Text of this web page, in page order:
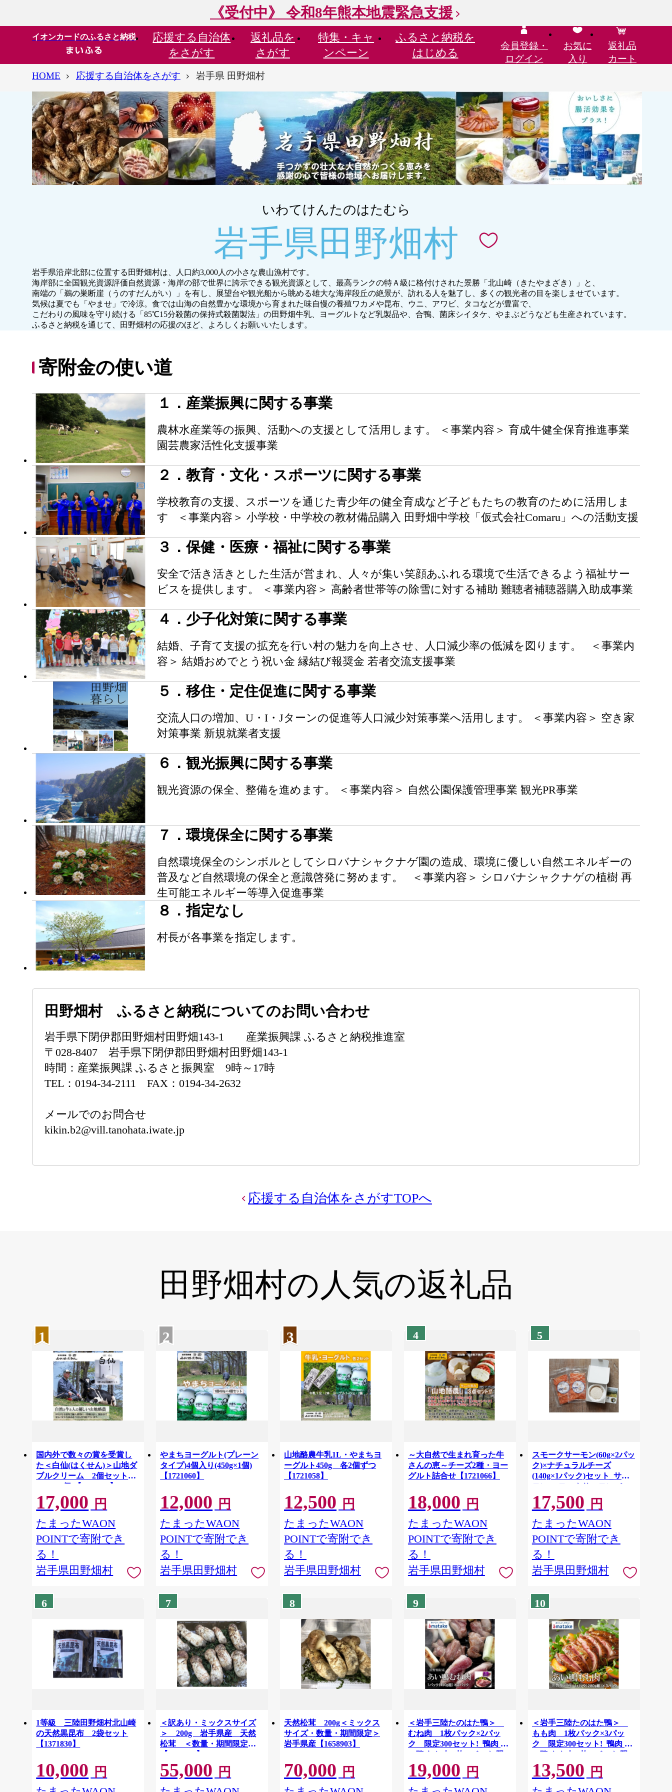
《受付中》 令和8年熊本地震緊急支援
イオンカードのふるさと納税 応援する 自治体
をさがす
返礼品を
さがす
特集・ キャ
ンペーン
ふるさと納税を
はじめる
会員登録・
ログイン
お気に
入り
返礼品
カート
HOME
応援する自治体をさがす 岩手県 田野畑村
いわてけんたのはたむら
岩手県田野畑村
岩手県沿岸北部に位置する田野畑村は、人口約3,000人の小さな農山漁村です。
海岸部に全国観光資源評価自然資源・海岸の部で世界に誇示できる観光資源として、最高ランクの特Ａ級に格付けされた景勝「北山崎（きたやまざき）」と、
南端の「鵜の巣断崖（うのすだんがい）」を有し、展望台や観光船から眺める雄大な海岸段丘の絶景が、訪れる人を魅了し、多くの観光者の目を楽しませています。
気候は夏でも「やませ」で冷涼。食では山海の自然豊かな環境から育まれた味自慢の養殖ワカメや昆布、ウニ、アワビ、タコなどが豊富で、
こだわりの風味を守り続ける「85℃15分殺菌の保持式殺菌製法」の田野畑牛乳、ヨーグルトなど乳製品や、合鴨、菌床シイタケ、やまぶどうなども生産されています。
ふるさと納税を通じて、田野畑村の応援のほど、よろしくお願いいたします。
寄附金の使い道
１．産業振興に関する事業
農林水産業等の振興、活動への支援として活用します。 ＜事業内容＞ 育成牛健全保育推進事業
園芸農家活性化支援事業
２．教育・文化・スポーツに関する事業
学校教育の支援、スポーツを通じた青少年の健全育成など子どもたちの教育のために活用しま
す ＜事業内容＞ 小学校・中学校の教材備品購入 田野畑中学校「仮式会社Comaru」への活動支援
３．保健・医療・福祉に関する事業
安全で活き活きとした生活が営まれ、人々が集い笑顔あふれる環境で生活できるよう福祉サー
ビスを提供します。 ＜事業内容＞ 高齢者世帯等の除雪に対する補助 難聴者補聴器購入助成事業
４．少子化対策に関する事業
結婚、子育て支援の拡充を行い村の魅力を向上させ、人口減少率の低減を図ります。 ＜事業内
容＞ 結婚おめでとう祝い金 縁結び報奨金 若者交流支援事業
５．移住・定住促進に関する事業
交流人口の増加、U・I・Jターンの促進等人口減少対策事業へ活用します。 ＜事業内容＞ 空き家
対策事業 新規就業者支援
６．観光振興に関する事業
観光資源の保全、整備を進めます。 ＜事業内容＞ 自然公園保護管理事業 観光PR事業
７．環境保全に関する事業
自然環境保全のシンボルとしてシロバナシャクナゲ園の造成、環境に優しい自然エネルギーの
普及など自然環境の保全と意識啓発に努めます。 ＜事業内容＞ シロバナシャクナゲの植樹 再
生可能エネルギー等導入促進事業
８．指定なし
村長が各事業を指定します。
田野畑村 ふるさと納税についてのお問い合わせ
岩手県下閉伊郡田野畑村田野畑143-1 産業振興課 ふるさと納税推進室
〒028-8407 岩手県下閉伊郡田野畑村田野畑143‐1
時間：産業振興課 ふるさと振興室 9時～17時
TEL：0194-34-2111 FAX：0194-34-2632
メールでのお問合せ
kikin.b2@vill.tanohata.iwate.jp
応援する自治体をさがすTOPへ
田野畑村の 人気の返礼品
1
国内外で数々の賞を受賞し
た＜白仙(はくせん)＞山地ダ
ブルクリーム 2個セット
(140g×2個)【1721067】
17,000 円
たまったWAON
POINTで寄附でき
る！
岩手県田野畑村
2
やまちヨーグルト(プレーン
タイプ)4個入り(450g×1個)
【1721060】
12,000 円
たまったWAON
POINTで寄附でき
る！
岩手県田野畑村
3
山地酪農牛乳1L・やまちヨ
ーグルト450g 各2個ずつ
【1721058】
12,500 円
たまったWAON
POINTで寄附でき
る！
岩手県田野畑村
4
～大自然で生まれ育った牛
さんの恵～チーズ2種・ヨー
グルト詰合せ【1721066】
18,000 円
たまったWAON
POINTで寄附でき
る！
岩手県田野畑村
5
スモークサーモン(60g×2パッ
ク)×ナチュラルチーズ
(140g×1パック)セット_サー
モン スモークサーモン チー
ズ セット 60g 140g 人気 美味
しい【1625869】
17,500 円
たまったWAON
POINTで寄附でき
る！
岩手県田野畑村
6
1等級 三陸田野畑村北山崎
の天然黒昆布 2袋セット
【1371830】
10,000 円
7
＜訳あり・ミックスサイズ
＞ 200g 岩手県産 天然
松茸 ＜数量・期間限定＞
【1552425】
55,000 円
8
天然松茸 200g＜ミックス
サイズ・数量・期間限定＞
岩手県産【1658903】
70,000 円
9
＜岩手三陸たのはた鴨＞
むね肉 1枚パック×2パッ
ク 限定300セット!_鴨肉 あ
い鴨 むね肉 1枚 2パック 限
定 田野畑 人気 美味しい
【1637794】
19,000 円
10
＜岩手三陸たのはた鴨＞
もも肉 1枚パック×3パッ
ク 限定300セット!_鴨肉 あ
い鴨 もも肉 1枚 3パック 限
定 田野畑 人気 美味しい
【1637775】
13,500 円